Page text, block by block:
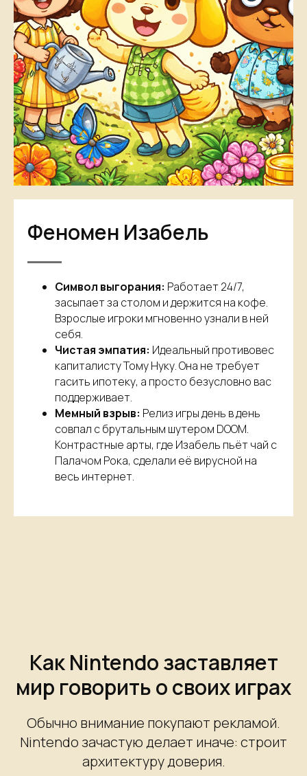
Феномен Изабель
Символ выгорания: Работает 24/7,
засыпает за столом и держится на кофе.
Взрослые игроки мгновенно узнали в ней
себя.
Чистая эмпатия: Идеальный противовес
капиталисту Тому Нуку. Она не требует
гасить ипотеку, а просто безусловно вас
поддерживает.
Мемный взрыв: Релиз игры день в день
совпал с брутальным шутером DOOM.
Контрастные арты, где Изабель пьёт чай с
Палачом Рока, сделали её вирусной на
весь интернет.
Как Nintendo заставляет
мир говорить о своих играх
Обычно внимание покупают рекламой.
Nintendo зачастую делает иначе: строит
архитектуру доверия.